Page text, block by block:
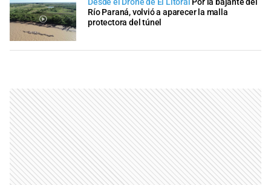
Río Paraná, volvió a aparecer la malla
protectora del túnel